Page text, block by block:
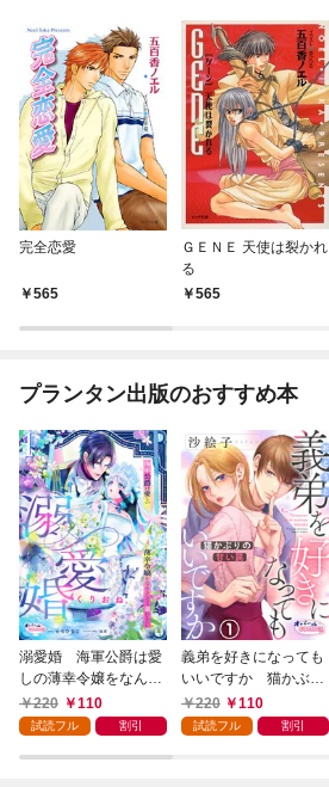
完全恋愛
565
ＧＥＮＥ 天使は裂かれ
る
565
プランタン出版のおすすめ本
溺愛婚 海軍公爵は愛
しの薄幸令嬢をなんと
しても妻にしたい１
220 110
試読フル 割引
義弟を好きになっても
いいですか 猫かぶり
の甘い罠１
220 110
試読フル 割引